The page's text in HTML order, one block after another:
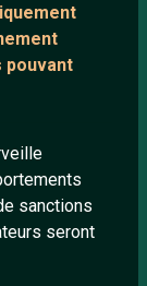
pouvant
sanctions
seront